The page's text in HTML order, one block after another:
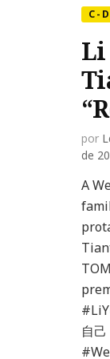
C-
Li
por
de
A
自